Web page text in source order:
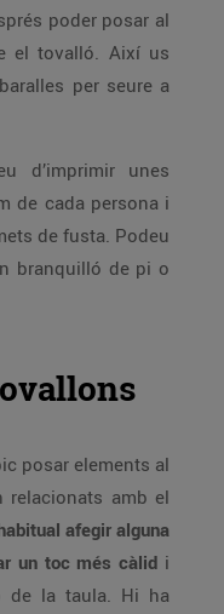
poder posar al
el tovalló. Així us
per seure a
d’imprimir unes
de cada persona i
de fusta. Podeu
branquilló de pi o
posar elements al
amb el
afegir alguna
un toc més càlid i
de la taula. Hi ha